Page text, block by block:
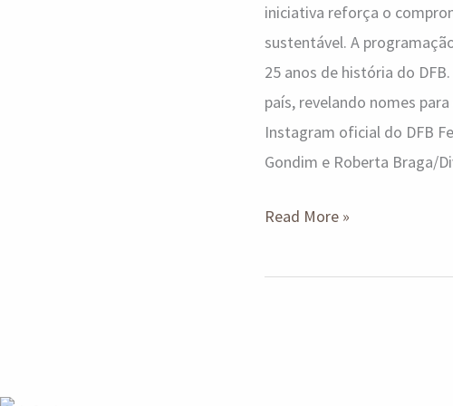
iniciativa reforça o
sustentável. A
25 anos de história do
país, revelando nomes
Instagram oficial do DFB
Gondim e Roberta Braga/
Read More »